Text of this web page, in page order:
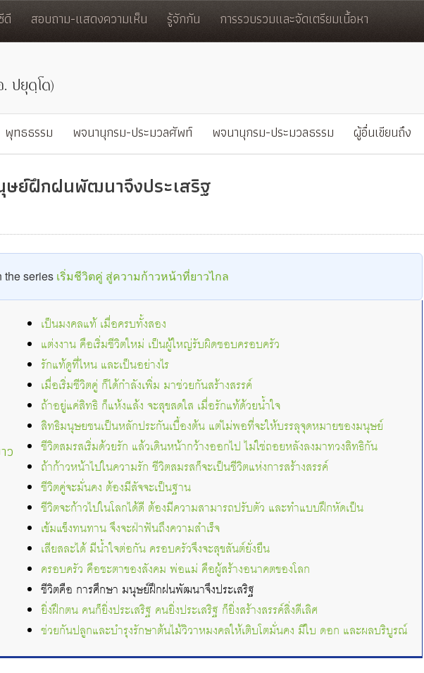
ดี สอบถาม-แสดงความเห็น รู้จักกัน การรวบรวมและจัดเตรียมเนื้อหา
พุทธธรรม พจนานุกรม-ประมวลศัพท์ พจนานุกรม-ประมวลธรรม ผู้อื่นเขียนถึง
ษย์ฝึกฝนพัฒนาจึงประเสริฐ
the series เริ่มชีวิตคู่ สู่ความก้าวหน้าที่ยาวไกล
ว
เป็นมงคลแท้ เมื่อครบทั้งสอง
แต่งงาน คือเริ่มชีวิตใหม่ เป็นผู้ใหญ่รับผิดชอบครอบครัว
รักแท้ดูที่ไหน และเป็นอย่างไร
เมื่อเริ่มชีวิตคู่ ก็ได้กำลังเพิ่ม มาช่วยกันสร้างสรรค์
ถ้าอยู่แค่สิทธิ ก็แห้งแล้ง จะสุขสดใส เมื่อรักแท้ด้วยน้ำใจ
สิทธิมนุษยชนเป็นหลักประกันเบื้องต้น แต่ไม่พอที่จะให้บรรลุจุดหมายของมนุษย์
ชีวิตสมรสเริ่มด้วยรัก แล้วเดินหน้ากว้างออกไป ไม่ใช่ถอยหลังลงมาทวงสิทธิกัน
ถ้าก้าวหน้าไปในความรัก ชีวิตสมรสก็จะเป็นชีวิตแห่งการสร้างสรรค์
ชีวิตคู่จะมั่นคง ต้องมีสัจจะเป็นฐาน
ชีวิตจะก้าวไปในโลกได้ดี ต้องมีความสามารถปรับตัว และทำแบบฝึกหัดเป็น
เข้มแข็งทนทาน จึงจะฝ่าฟันถึงความสำเร็จ
เสียสละได้ มีน้ำใจต่อกัน ครอบครัวจึงจะสุขสันต์ยั่งยืน
ครอบครัว คือชะตาของสังคม พ่อแม่ คือผู้สร้างอนาคตของโลก
ชีวิตคือ การศึกษา มนุษย์ฝึกฝนพัฒนาจึงประเสริฐ
ยิ่งฝึกตน คนก็ยิ่งประเสริฐ คนยิ่งประเสริฐ ก็ยิ่งสร้างสรรค์สิ่งดีเลิศ
ช่วยกันปลูกและบำรุงรักษาต้นไม้วิวาหมงคลให้เติบโตมั่นคง มีใบ ดอก และผลบริบูรณ์